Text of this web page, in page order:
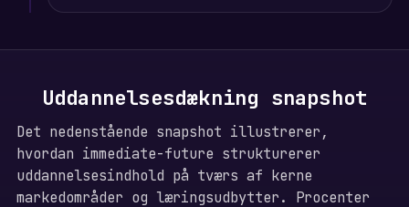
Uddannelsesdækning snapshot
Det nedenstående snapshot illustrerer,
hvordan immediate-future strukturerer
uddannelsesindhold på tværs af kerne
markedområder og læringsudbytter. Procenter